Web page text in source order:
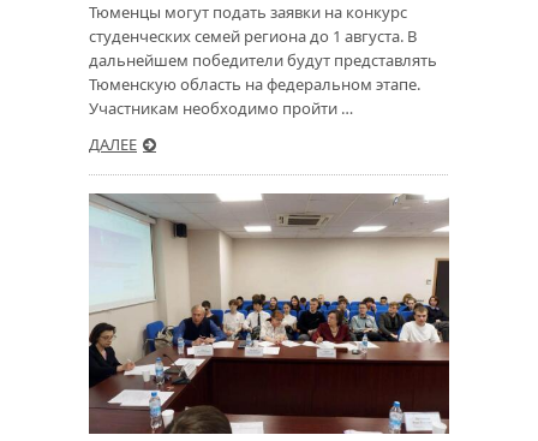
Тюменцы могут подать заявки на конкурс
студенческих семей региона до 1 августа. В
дальнейшем победители будут представлять
Тюменскую область на федеральном этапе.
Участникам необходимо пройти …
ДАЛЕЕ